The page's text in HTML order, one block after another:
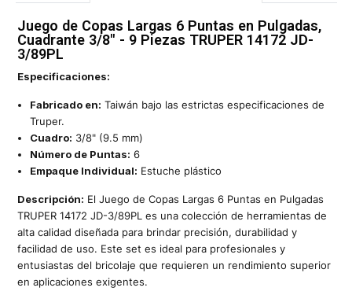
Juego de Copas Largas 6 Puntas en Pulgadas,
Cuadrante 3/8" - 9 Piezas TRUPER 14172 JD-
3/89PL
Especificaciones:
Fabricado en: Taiwán bajo las estrictas especificaciones de
Truper.
Cuadro: 3/8" (9.5 mm)
Número de Puntas: 6
Empaque Individual: Estuche plástico
Descripción: El Juego de Copas Largas 6 Puntas en Pulgadas
TRUPER 14172 JD-3/89PL es una colección de herramientas de
alta calidad diseñada para brindar precisión, durabilidad y
facilidad de uso. Este set es ideal para profesionales y
entusiastas del bricolaje que requieren un rendimiento superior
en aplicaciones exigentes.